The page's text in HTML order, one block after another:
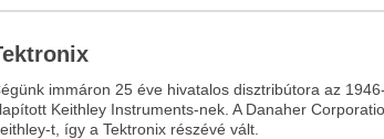
immáron 25 éve hivatalos disztribútora az
Keithley Instruments-nek. A Danaher
t, így a Tektronix részévé vált.